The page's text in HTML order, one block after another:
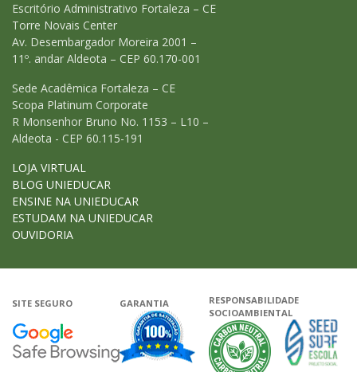
Escritório Administrativo Fortaleza – CE
Torre Novais Center
Av. Desembargador Moreira 2001 –
11º. andar Aldeota – CEP 60.170-001
Sede Acadêmica Fortaleza – CE
Scopa Platinum Corporate
R Monsenhor Bruno No. 1153 – L10 –
Aldeota - CEP 60.115-191
LOJA VIRTUAL
BLOG UNIEDUCAR
ENSINE NA UNIEDUCAR
ESTUDAM NA UNIEDUCAR
OUVIDORIA
SITE SEGURO
Google - Status do site no
GARANTIA
Garantia de satisfação
RESPONSABILIDADE
SOCIOAMBIENTAL
A